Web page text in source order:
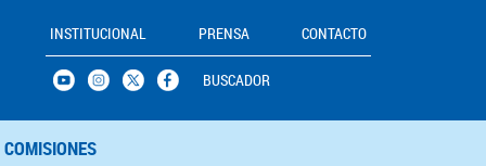
INSTITUCIONAL PRENSA CONTACTO
BUSCADOR
COMISIONES